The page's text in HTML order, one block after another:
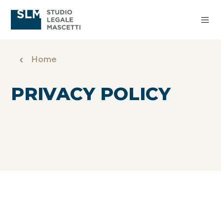
Home
PRIVACY POLICY